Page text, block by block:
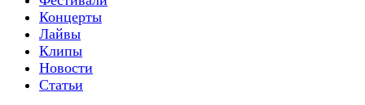
Концерты
Лайвы
Клипы
Новости
Статьи